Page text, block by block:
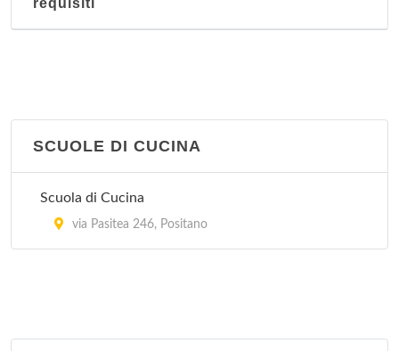
requisiti
SCUOLE DI CUCINA
Scuola di Cucina
via Pasitea 246, Positano